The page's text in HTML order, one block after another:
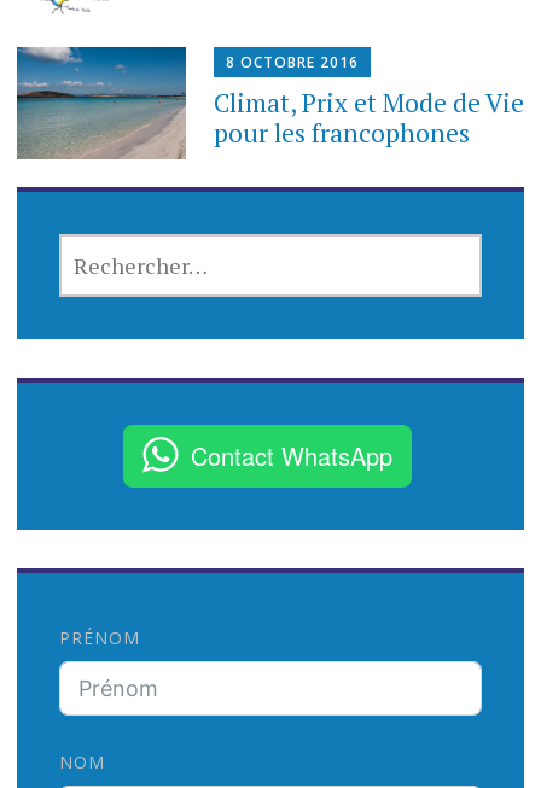
8 OCTOBRE 2016
Climat, Prix et Mode de Vie
pour les francophones
H
:
Contact WhatsApp
PRÉNOM
NOM